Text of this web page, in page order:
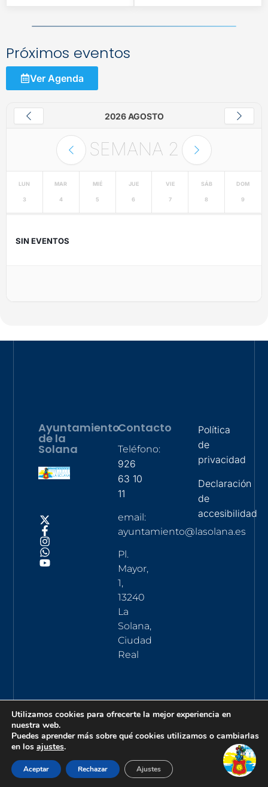
Próximos eventos
Ver Agenda
2026 AGOSTO
SEMANA 2
LUN
3
MAR
4
MIÉ
5
JUE
6
VIE
7
SÁB
8
DOM
9
SIN EVENTOS
Ayuntamiento
de la
Solana
Contacto
Teléfono:
926
63 10
11
email:
ayuntamiento@lasolana.es
Pl.
Mayor,
1,
13240
La
Solana,
Ciudad
Real
Política
de
privacidad
Declaración
de
accesibilidad
Utilizamos cookies para ofrecerte la mejor experiencia en
nuestra web.
Puedes aprender más sobre qué cookies utilizamos o cambiarlas
en los ajustes.
Aceptar Rechazar Ajustes